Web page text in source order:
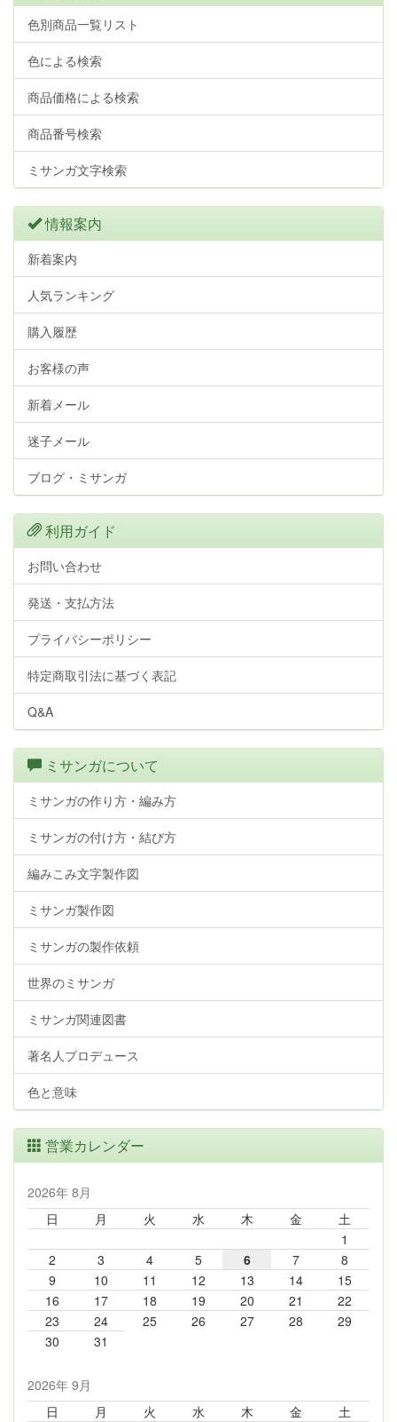
色別商品一覧リスト
色による検索
商品価格による検索
商品番号検索
ミサンガ文字検索
情報案内
新着案内
人気ランキング
購入履歴
お客様の声
新着メール
迷子メール
ブログ・ミサンガ
利用ガイド
お問い合わせ
発送・支払方法
プライバシーポリシー
特定商取引法に基づく表記
Q&A
ミサンガについて
ミサンガの作り方・編み方
ミサンガの付け方・結び方
編みこみ文字製作図
ミサンガ製作図
ミサンガの製作依頼
世界のミサンガ
ミサンガ関連図書
著名人プロデュース
色と意味
営業カレンダー
2026年 8月
日
月 火 水 木 金
土
1
2
3 4 5 6 7
8
9
10 11 12 13 14
15
16
17 18 19 20 21
22
23
24 25 26 27 28
29
30
31
2026年 9月
日
月 火 水 木 金 土